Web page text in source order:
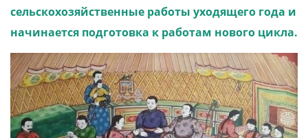
сельскохозяйственные работы уходящего года и
начинается подготовка к работам нового цикла.